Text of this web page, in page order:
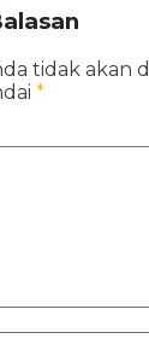
tidak akan
*